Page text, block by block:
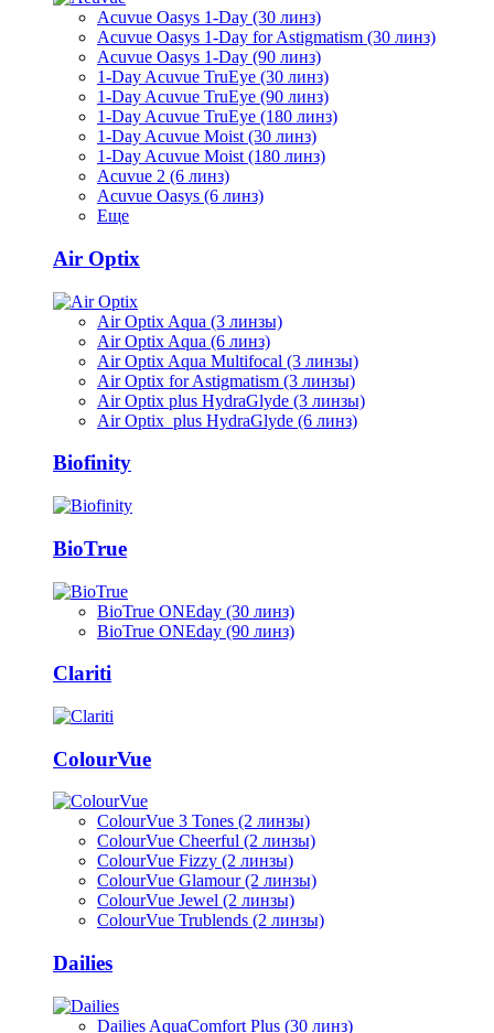
Acuvue Oasys 1-Day (30 линз)
Acuvue Oasys 1-Day for Astigmatism (30 линз)
Acuvue Oasys 1-Day (90 линз)
1-Day Acuvue TruEye (30 линз)
1-Day Acuvue TruEye (90 линз)
1-Day Acuvue TruEye (180 линз)
1-Day Acuvue Moist (30 линз)
1-Day Acuvue Moist (180 линз)
Acuvue 2 (6 линз)
Acuvue Oasys (6 линз)
Еще
Air Optix
Air Optix Aqua (3 линзы)
Air Optix Aqua (6 линз)
Air Optix Aqua Multifocal (3 линзы)
Air Optix for Astigmatism (3 линзы)
Air Optix plus HydraGlyde (3 линзы)
Air Optix plus HydraGlyde (6 линз)
Biofinity
BioTrue
BioTrue ONEday (30 линз)
BioTrue ONEday (90 линз)
Clariti
ColourVue
ColourVue 3 Tones (2 линзы)
ColourVue Cheerful (2 линзы)
ColourVue Fizzy (2 линзы)
ColourVue Glamour (2 линзы)
ColourVue Jewel (2 линзы)
ColourVue Trublends (2 линзы)
Dailies
Dailies AquaComfort Plus (30 линз)